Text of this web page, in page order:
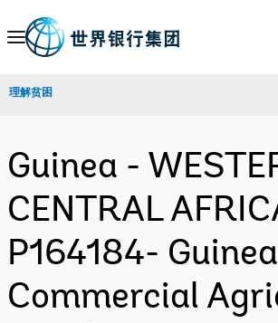
Skip
Navigation
理解贫困
Guinea -
CENTRAL
P164184- Guinea
Commercial